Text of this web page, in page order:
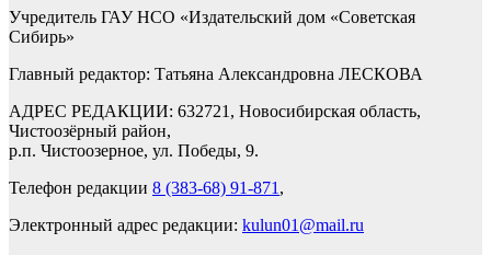
Учредитель ГАУ НСО «Издательский дом «Советская
Сибирь»
Главный редактор: Татьяна Александровна ЛЕСКОВА
АДРЕС РЕДАКЦИИ: 632721, Новосибирская область,
Чистоозёрный район,
р.п. Чистоозерное, ул. Победы, 9.
Телефон редакции 8 (383-68) 91-871 ,
Электронный адрес редакции: kulun01@mail.ru